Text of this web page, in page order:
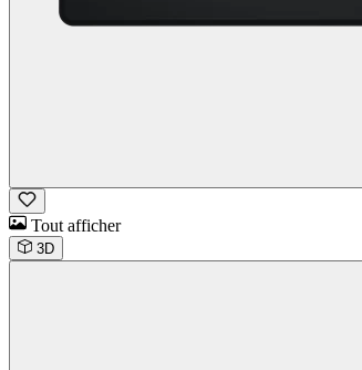
Tout afficher
3D